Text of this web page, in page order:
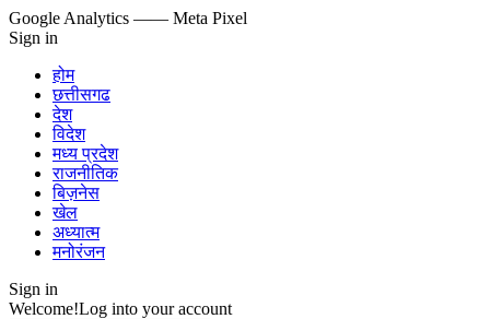
Google Analytics —— Meta Pixel
Sign in
होम
छत्तीसगढ
देश
विदेश
मध्य प्रदेश
राजनीतिक
बिज़नेस
खेल
अध्यात्म
मनोरंजन
Sign in
Welcome!Log into your account